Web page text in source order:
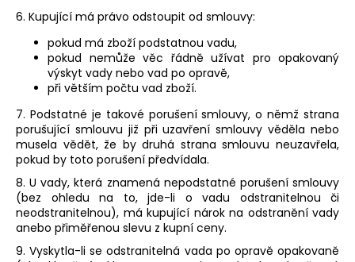
6. Kupující má právo odstoupit od smlouvy:
pokud má zboží podstatnou vadu,
pokud nemůže věc řádně užívat pro opakovaný
výskyt vady nebo vad po opravě,
při větším počtu vad zboží.
7. Podstatné je takové porušení smlouvy, o němž strana
porušující smlouvu již při uzavření smlouvy věděla nebo
musela vědět, že by druhá strana smlouvu neuzavřela,
pokud by toto porušení předvídala.
8. U vady, která znamená nepodstatné porušení smlouvy
(bez ohledu na to, jde-li o vadu odstranitelnou či
neodstranitelnou), má kupující nárok na odstranění vady
anebo přiměřenou slevu z kupní ceny.
9. Vyskytla-li se odstranitelná vada po opravě opakovaně